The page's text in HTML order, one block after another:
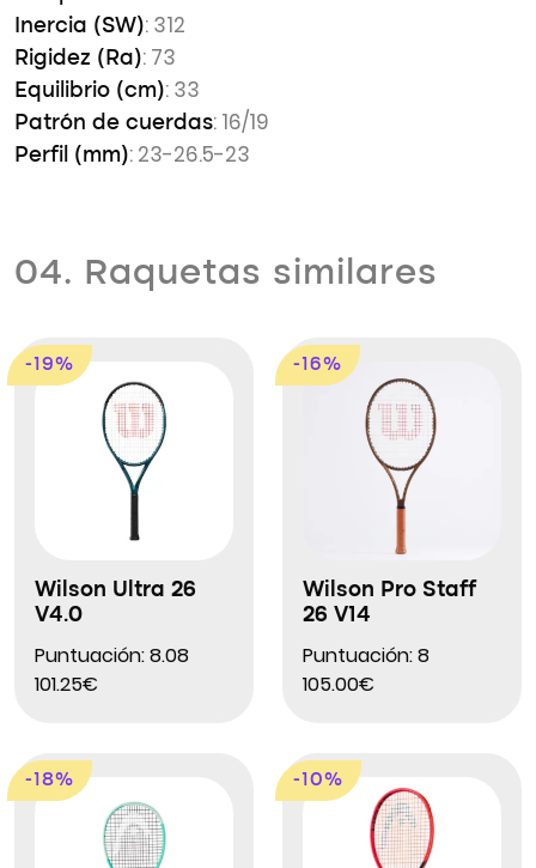
Inercia (SW): 312
Rigidez (Ra): 73
Equilibrio (cm): 33
Patrón de cuerdas: 16/19
Perfil (mm): 23-26.5-23
04. Raquetas similares
-19%
Wilson Ultra 26
V4.0
Puntuación: 8.08
101.25€
-16%
Wilson Pro Staff
26 V14
Puntuación: 8
105.00€
-18% -10%